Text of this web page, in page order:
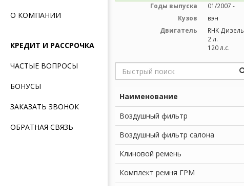
О КОМПАНИИ
КРЕДИТ И РАССРОЧКА
ЧАСТЫЕ ВОПРОСЫ
БОНУСЫ
ЗАКАЗАТЬ ЗВОНОК
ОБРАТНАЯ СВЯЗЬ
Годы выпуска
01/2007 -
Кузов
вэн
Двигатель
RHK Дизель
2 л.
120 л.с.
Наименование
Воздушный фильтр
Воздушный фильтр салона
Клиновой ремень
Комплект ремня ГРМ